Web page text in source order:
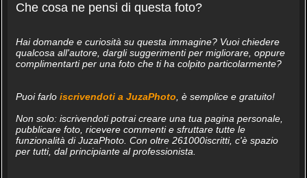
Che cosa ne pensi di questa foto?
Hai domande e curiosità su questa immagine? Vuoi chiedere
qualcosa all'autore, dargli suggerimenti per migliorare, oppure
complimentarti per una foto che ti ha colpito particolarmente?
Puoi farlo iscrivendoti a JuzaPhoto , è semplice e gratuito!
Non solo: iscrivendoti potrai creare una tua pagina personale,
pubblicare foto, ricevere commenti e sfruttare tutte le
funzionalità di JuzaPhoto. Con oltre 261000iscritti, c'è spazio
per tutti, dal principiante al professionista.